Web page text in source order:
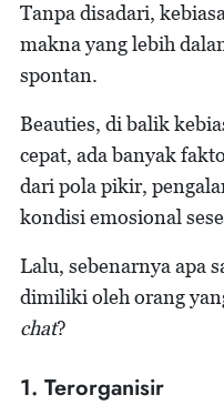
Tanpa disadari,
makna yang lebih
spontan.
Beauties, di balik
cepat, ada banyak
dari pola pikir,
kondisi emosional
Lalu, sebenarnya apa
dimiliki oleh orang
chat?
1. Terorganisir